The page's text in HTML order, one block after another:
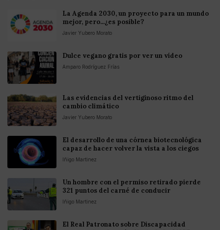
La Agenda 2030, un proyecto para un mundo
mejor, pero...¿es posible?
Javier Yubero Morato
Dulce vegano gratis por ver un vídeo
Amparo Rodríguez Frías
Las evidencias del vertiginoso ritmo del
cambio climático
Javier Yubero Morato
El desarrollo de una córnea biotecnológica
capaz de hacer volver la vista a los ciegos
Iñigo Martinez
Un hombre con el permiso retirado pierde
321 puntos del carné de conducir
Iñigo Martinez
El Real Patronato sobre Discapacidad